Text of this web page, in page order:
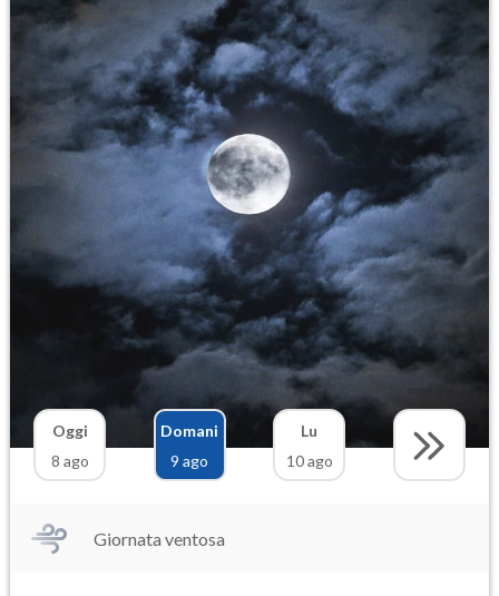
Oggi
8 ago
Domani
9 ago
Lu
10 ago
Giornata ventosa